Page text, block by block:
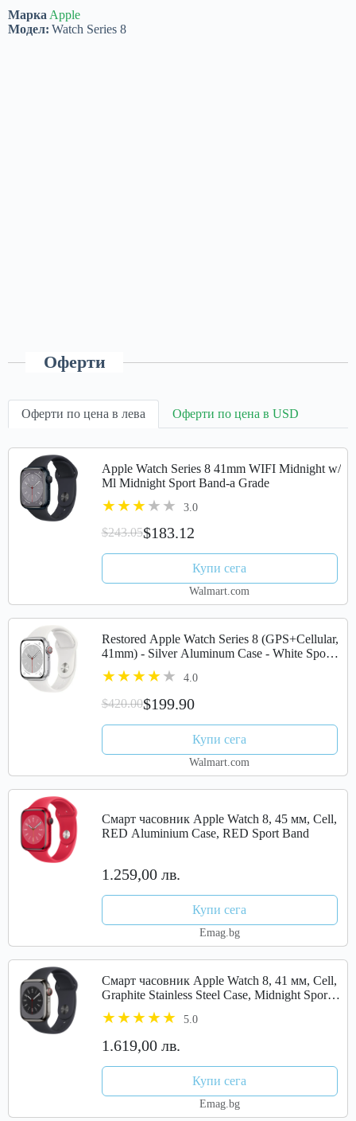
Марка Apple
Модел: Watch Series 8
Оферти
Оферти по цена в лева Оферти по цена в USD
Apple Watch Series 8 41mm WIFI Midnight w/
Ml Midnight Sport Band-a Grade
3.0
$243.05$183.12
Купи сега
Walmart.com
Restored Apple Watch Series 8 (GPS+Cellular,
41mm) - Silver Aluminum Case - White Sport
Band (Refurbished)
4.0
$420.00$199.90
Купи сега
Walmart.com
Смарт часовник Apple Watch 8, 45 мм, Cell,
RED Aluminium Case, RED Sport Band
1.259,00 лв.
Купи сега
Emag.bg
Смарт часовник Apple Watch 8, 41 мм, Cell,
Graphite Stainless Steel Case, Midnight Sport
Band
5.0
1.619,00 лв.
Купи сега
Emag.bg